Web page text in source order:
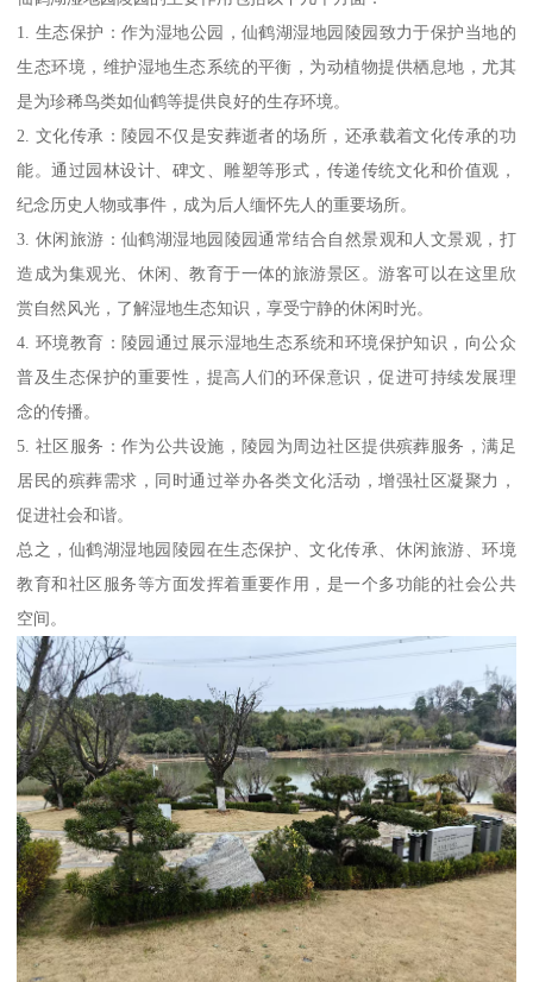
1. 生态保护：作为湿地公园，仙鹤湖湿地园陵园致力于保护当地的
生态环境，维护湿地生态系统的平衡，为动植物提供栖息地，尤其
是为珍稀鸟类如仙鹤等提供良好的生存环境。
2. 文化传承：陵园不仅是安葬逝者的场所，还承载着文化传承的功
能。通过园林设计、碑文、雕塑等形式，传递传统文化和价值观，
纪念历史人物或事件，成为后人缅怀先人的重要场所。
3. 休闲旅游：仙鹤湖湿地园陵园通常结合自然景观和人文景观，打
造成为集观光、休闲、教育于一体的旅游景区。游客可以在这里欣
赏自然风光，了解湿地生态知识，享受宁静的休闲时光。
4. 环境教育：陵园通过展示湿地生态系统和环境保护知识，向公众
普及生态保护的重要性，提高人们的环保意识，促进可持续发展理
念的传播。
5. 社区服务：作为公共设施，陵园为周边社区提供殡葬服务，满足
居民的殡葬需求，同时通过举办各类文化活动，增强社区凝聚力，
促进社会和谐。
总之，仙鹤湖湿地园陵园在生态保护、文化传承、休闲旅游、环境
教育和社区服务等方面发挥着重要作用，是一个多功能的社会公共
空间。